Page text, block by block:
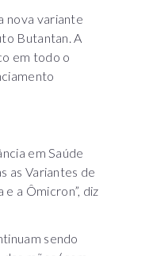
nova variante
Butantan. A
em todo o
em Saúde
as Variantes de
a Ômicron”, diz
sendo